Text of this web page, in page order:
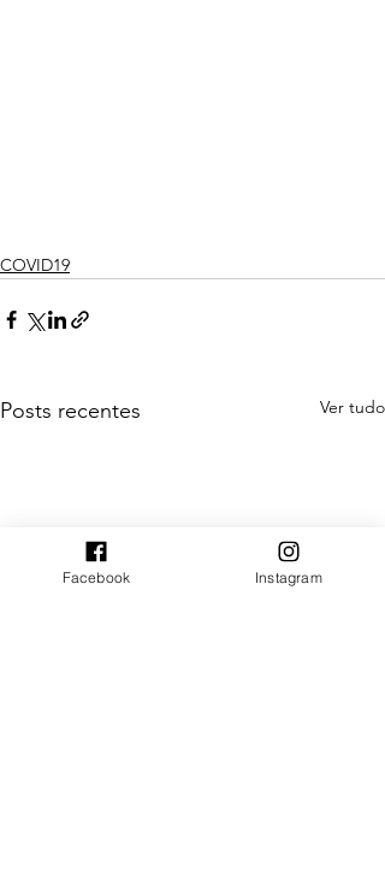
COVID19
Posts recentes Ver tudo
Facebook Instagram